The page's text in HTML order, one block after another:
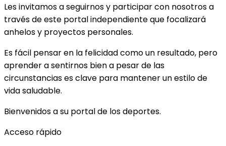
Les invitamos a seguirnos y participar con nosotros a
través de este portal independiente que focalizará
anhelos y proyectos personales.
Es fácil pensar en la felicidad como un resultado, pero
aprender a sentirnos bien a pesar de las
circunstancias es clave para mantener un estilo de
vida saludable.
Bienvenidos a su portal de los deportes.
Acceso rápido